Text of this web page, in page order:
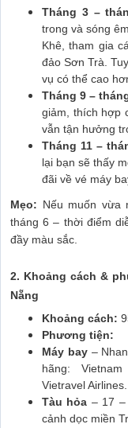
Tháng 3 –
trong và sóng
Khê, tham gia
đảo Sơn Trà.
vụ có thể cao
Tháng 9 –
giảm, thích hợp
vẫn tận hưởng
Tháng 11 –
lại bạn sẽ thấy
đãi về vé máy
Mẹo: Nếu muốn vừa
tháng 6 – thời điểm
đầy màu sắc.
2. Khoảng cách &
Nẵng
Khoảng cách:
Phương tiện:
Máy bay–
hãng:
Vietravel Airlines.
Tàu hỏa – 17 –
cảnh dọc miền